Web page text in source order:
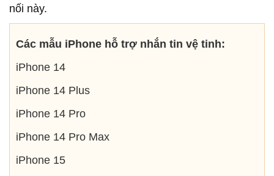
nối này.
Các mẫu iPhone hỗ trợ nhắn tin vệ tinh:
iPhone 14
iPhone 14 Plus
iPhone 14 Pro
iPhone 14 Pro Max
iPhone 15